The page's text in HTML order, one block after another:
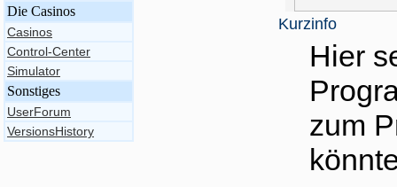
Die Casinos
Casinos
Control-Center
Simulator
Sonstiges
UserForum
VersionsHistory
Kurzinfo
Hier
zum